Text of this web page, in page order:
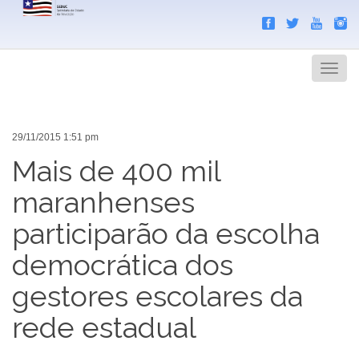
Menu
29/11/2015 1:51 pm
Mais de 400 mil
maranhenses
participarão da escolha
democrática dos
gestores escolares da
rede estadual